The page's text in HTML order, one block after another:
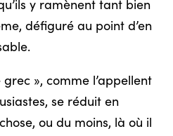
y ramènent tant bien
défiguré au point d’en
», comme l’appellent
se réduit en
ou du moins, là où il